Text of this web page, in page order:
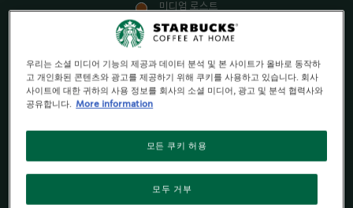
미디엄 로스트
네스카페 돌체구스
토
우리는 소셜 미디어 기능의 제공과 데이터 분석 및 본 사이트가 올바로 동작하
고 개인화된 콘텐츠와 광고를 제공하기 위해 쿠키를 사용하고 있습니다. 회사
사이트에 대한 귀하의 사용 정보를 회사의 소셜 미디어, 광고 및 분석 협력사와
공유합니다.
More information
모두 거부
모든 쿠키 허용